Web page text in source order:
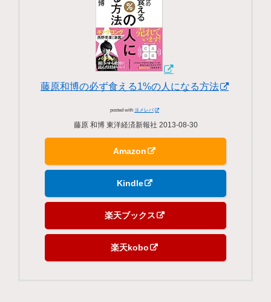
藤原和博の必ず食える1%の人になる方法
posted with ヨメレバ
藤原 和博 東洋経済新報社 2013-08-30
Amazon
Kindle
楽天ブックス
楽天kobo